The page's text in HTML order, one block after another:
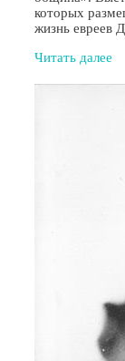
которых
жизнь евреев
Читать далее